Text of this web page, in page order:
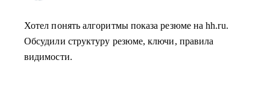
Хотел понять алгоритмы показа резюме на hh.ru.
Обсудили структуру резюме, ключи, правила
видимости.